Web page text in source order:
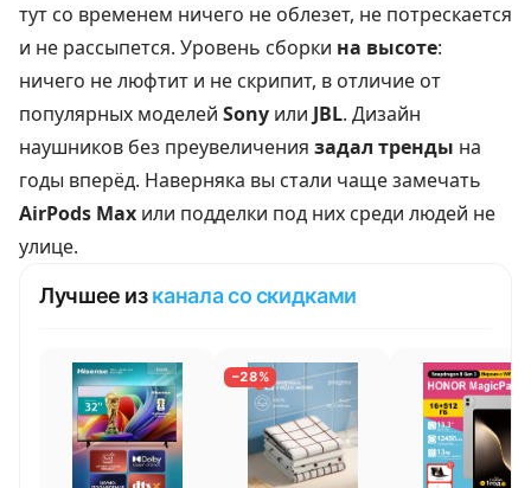
тут со временем ничего не облезет, не потрескается
и не рассыпется. Уровень сборки на высоте:
ничего не люфтит и не скрипит, в отличие от
популярных моделей Sony или JBL. Дизайн
наушников без преувеличения задал тренды на
годы вперёд. Наверняка вы стали чаще замечать
AirPods Max или подделки под них среди людей не
улице.
Лучшее изканала со скидками
−28%